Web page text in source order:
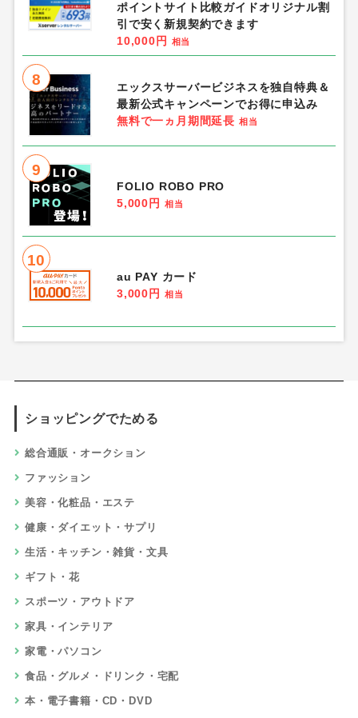
ポイントサイト比較ガイドオリジナル割
引で安く新規契約できます
10,000円
相当
8
エックスサーバービジネスを独自特典＆
最新公式キャンペーンでお得に申込み
無料で一ヵ月期間延長 相当
9
FOLIO ROBO PRO
5,000円
相当
10
au PAY カード
3,000円
相当
ショッピングでためる
総合通販・オークション
ファッション
美容・化粧品・エステ
健康・ダイエット・サプリ
生活・キッチン・雑貨・文具
ギフト・花
スポーツ・アウトドア
家具・インテリア
家電・パソコン
食品・グルメ・ドリンク・宅配
本・電子書籍・CD・DVD